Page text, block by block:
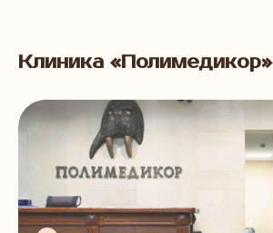
Клиника «Полимедикор»